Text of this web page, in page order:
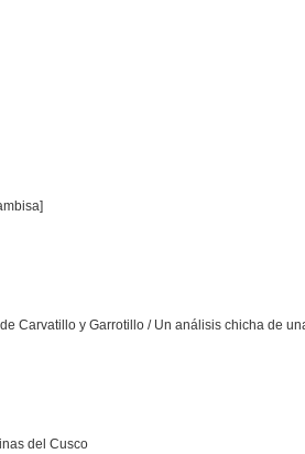
Carvatillo y Garrotillo / Un análisis chicha de
del Cusco